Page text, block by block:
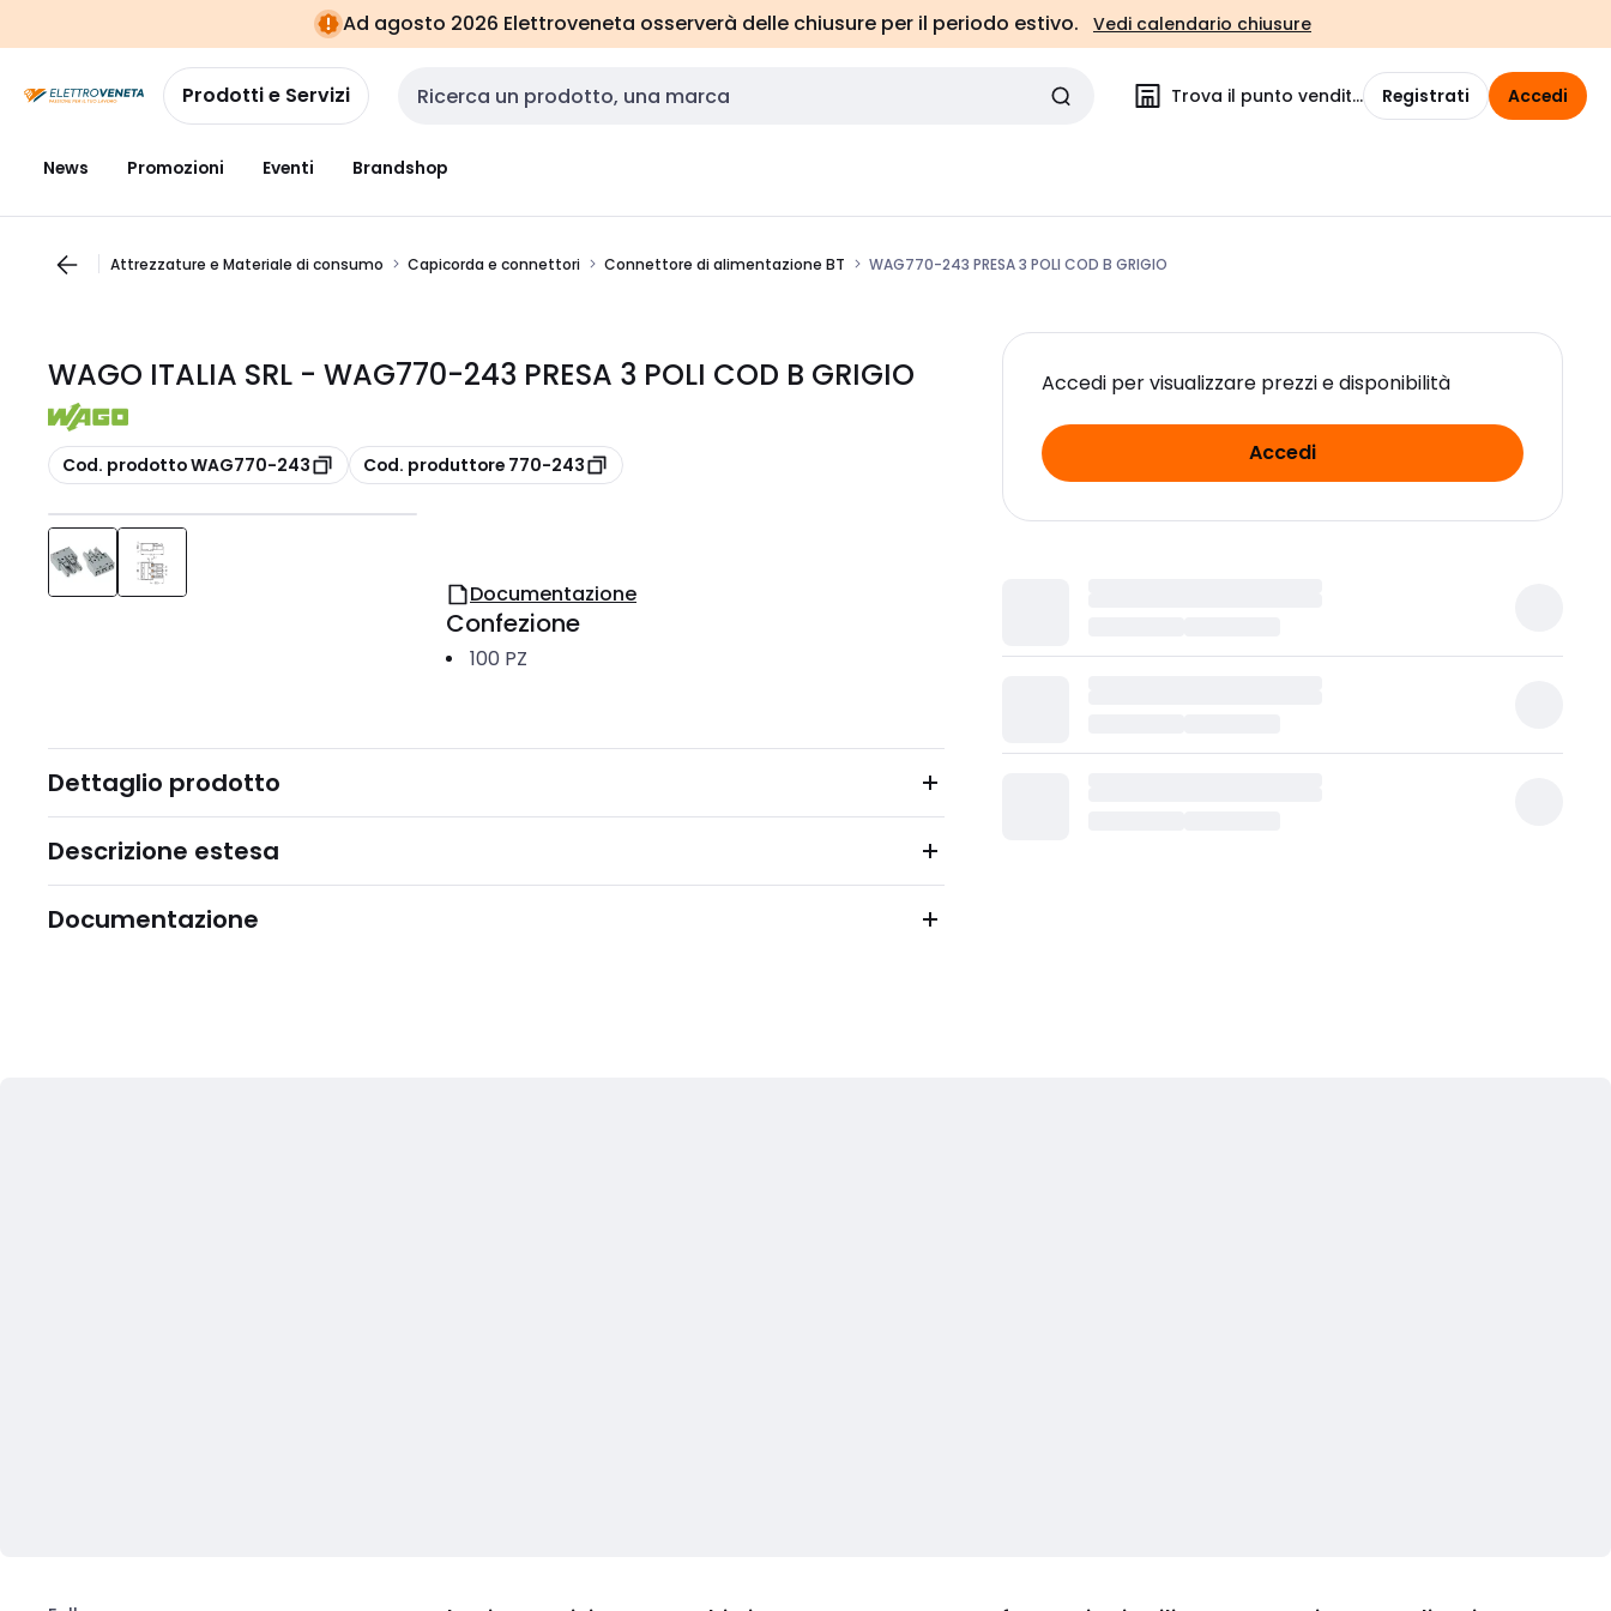
navigazionealla
pagina
Ad agosto 2026 Elettroveneta osserverà delle chiusure per il periodo estivo. Vedi calendario chiusure
Prodotti e Servizi Cerca input Trova il punto vendita Registrati Accedi
News Promozioni Eventi Brandshop
Attrezzature e Materiale di consumo Capicorda e connettori Connettore di alimentazione BT WAG770-243 PRESA 3 POLI COD B GRIGIO
WAGO ITALIA SRL - WAG770-243 PRESA 3 POLI COD B GRIGIO
copia
Cod. prodotto WAG770-243 copia
Cod. produttore 770-243
Accedi per visualizzare prezzi e disponibilità
Accedi
Documentazione
Confezione
100 PZ
Dettaglio prodotto
Descrizione estesa
Documentazione